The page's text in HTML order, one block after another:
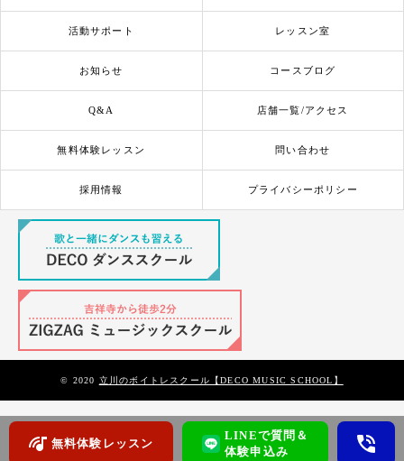
活動サポート レッスン室
お知らせ コースブログ
Q&A 店舗一覧/アクセス
無料体験レッスン 問い合わせ
採用情報 プライバシーポリシー
© 2020 立川のボイトレスクール【DECO MUSIC SCHOOL】
無料体験レッスン
LINEで質問＆
体験申込み